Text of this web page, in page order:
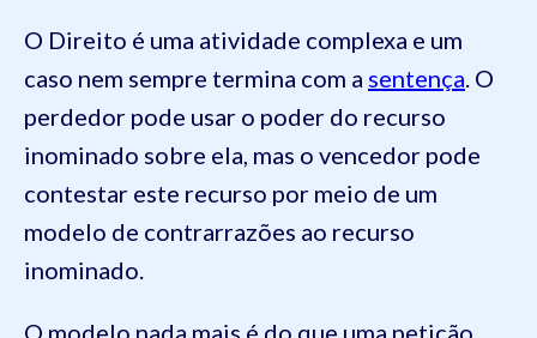
O Direito é uma atividade complexa e um
caso nem sempre termina com a sentença. O
perdedor pode usar o poder do recurso
inominado sobre ela, mas o vencedor pode
contestar este recurso por meio de um
modelo de contrarrazões ao recurso
inominado.
O modelo nada mais é do que uma petição